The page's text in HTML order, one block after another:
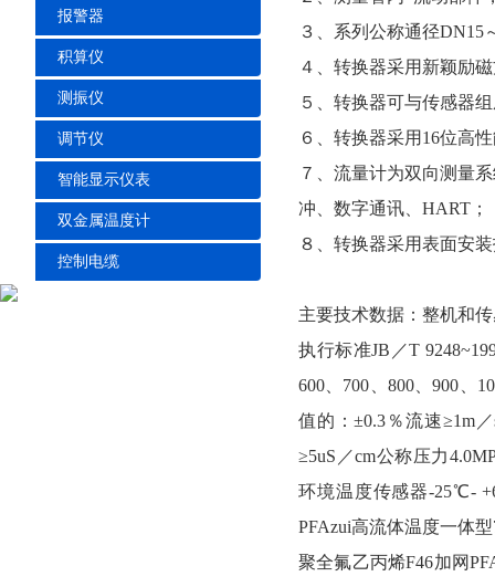
报警器
积算仪
测振仪
调节仪
智能显示仪表
双金属温度计
控制电缆
３、系列公称通径DN15
４、转换器采用新颖励
５、转换器可与传感器
６、转换器采用16位高
７、流量计为双向测量
冲、数字通讯、HART；
８、转换器采用表面安
主要技术数据：整机和
执行标准JB／T
600、700、800、900、
值的：±0.3％流速≥1m
≥5uS／cm公称压力
环境温度传感器-25℃-
PFAzui高流体温度一体
聚全氟乙丙烯F46加网